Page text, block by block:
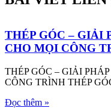
THÉP GÓC – GIẢI
CHO MỌI CÔNG
THÉP GÓC – GIẢI
CÔNG TRÌNH THÉP
Đọc thêm »